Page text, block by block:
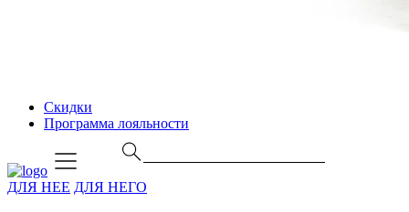
Скидки
Программа лояльности
ДЛЯ НЕЕ ДЛЯ НЕГО